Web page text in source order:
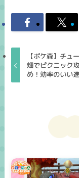
【ポケ森】チュ
畑でピクニック
め！効率のいい